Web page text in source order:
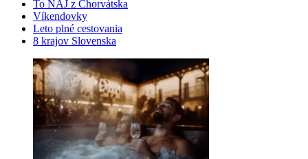
To NAJ z Chorvátska
Víkendovky
Leto plné cestovania
8 krajov Slovenska